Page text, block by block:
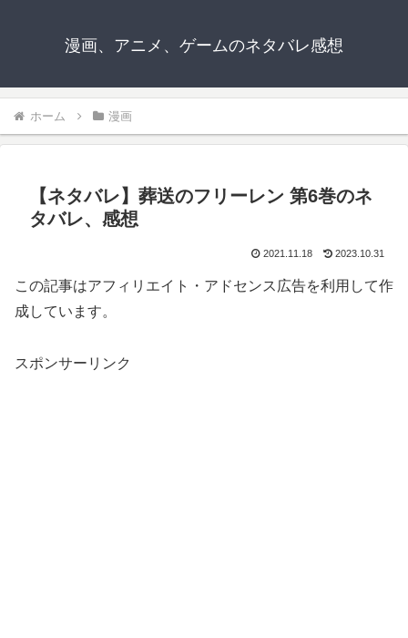
漫画、アニメ、ゲームのネタバレ感想
ホーム 漫画
【ネタバレ】葬送のフリーレン 第6巻のネ
タバレ、感想
2021.11.18 2023.10.31
この記事はアフィリエイト・アドセンス広告を利用して作
成しています。
スポンサーリンク